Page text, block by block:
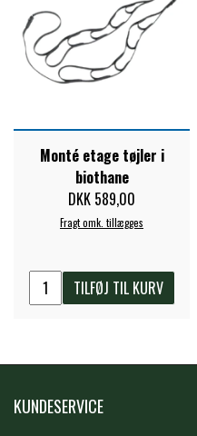
PREMIER
PREMIER
PREMIER
PREMIER
Monté etage tøjler i
biothane
DKK 589,00
Fragt omk. tillægges
TILFØJ TIL KURV
KUNDESERVICE